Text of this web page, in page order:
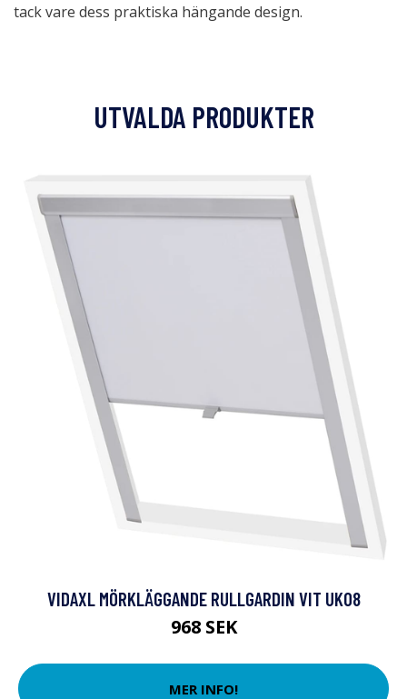
tack vare dess praktiska hängande design.
UTVALDA PRODUKTER
VIDAXL MÖRKLÄGGANDE RULLGARDIN VIT UK08
968 SEK
MER INFO!